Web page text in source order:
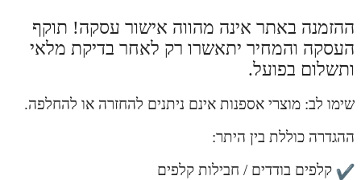
ההזמנה באתר אינה מהווה אישור עסקה! תוקף
העסקה והמחיר יתאשרו רק לאחר בדיקת מלאי
ותשלום בפועל.
שימו לב: מוצרי אספנות אינם ניתנים להחזרה או להחלפה.
ההגדרה כוללת בין היתר:
קלפים בודדים / חבילות קלפים